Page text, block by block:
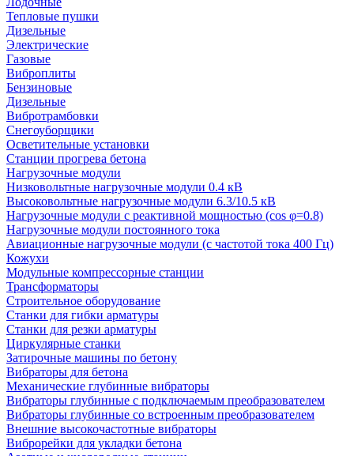
Тепловые пушки
Дизельные
Электрические
Газовые
Виброплиты
Бензиновые
Дизельные
Вибротрамбовки
Снегоуборщики
Осветительные установки
Станции прогрева бетона
Нагрузочные модули
Низковольтные нагрузочные модули 0.4 кВ
Высоковольтные нагрузочные модули 6.3/10.5 кВ
Нагрузочные модули с реактивной мощностью (cos φ=0.8)
Нагрузочные модули постоянного тока
Авиационные нагрузочные модули (с частотой тока 400 Гц)
Кожухи
Модульные компрессорные станции
Трансформаторы
Строительное оборудование
Станки для гибки арматуры
Станки для резки арматуры
Циркулярные станки
Затирочные машины по бетону
Вибраторы для бетона
Механические глубинные вибраторы
Вибраторы глубинные с подключаемым преобразователем
Вибраторы глубинные со встроенным преобразователем
Внешние высокочастотные вибраторы
Виброрейки для укладки бетона